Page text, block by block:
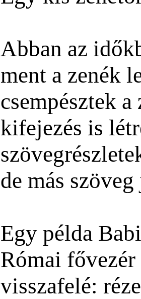
Abban az
ment a zenék
csempésztek
kifejezés is
de más
Egy példa
Római fővezér
visszafelé: